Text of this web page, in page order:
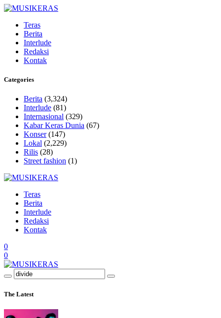
Teras
Berita
Interlude
Redaksi
Kontak
Categories
Berita (3,324)
Interlude (81)
Internasional (329)
Kabar Keras Dunia (67)
Konser(147)
Lokal (2,229)
Rilis (28)
Street fashion (1)
Teras
Berita
Interlude
Redaksi
Kontak
0
0
The Latest